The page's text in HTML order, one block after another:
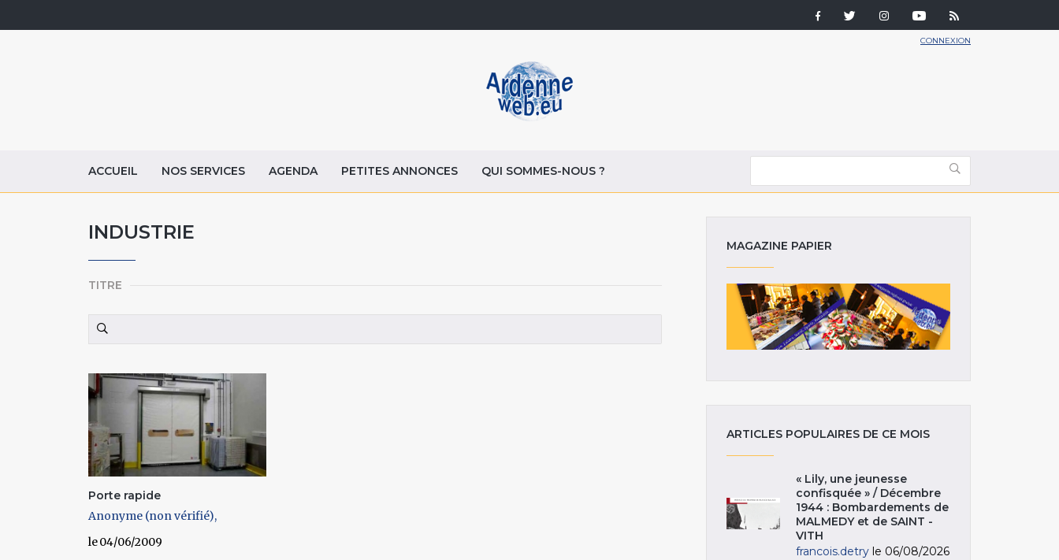
CONNEXION
ACCUEIL NOS SERVICES AGENDA PETITES ANNONCES QUI SOMMES-NOUS ?
INDUSTRIE
TITRE
Porte rapide
Anonyme (non vérifié)
04/06/2009
MAGAZINE PAPIER
ARTICLES POPULAIRES DE CE MOIS
« Lily, une jeunesse
confisquée » / Décembre
1944 : Bombardements de
MALMEDY et de SAINT -
VITH
francois.detry le 06/08/2026